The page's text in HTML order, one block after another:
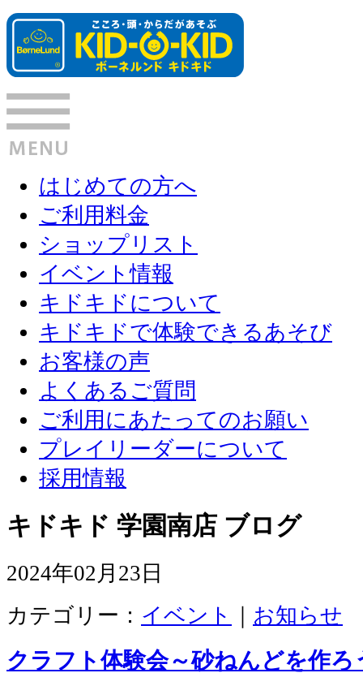
はじめての方へ
ご利用料金
ショップリスト
イベント情報
キドキドについて
キドキドで体験できるあそび
お客様の声
よくあるご質問
ご利用にあたってのお願い
プレイリーダーについて
採用情報
キドキド 学園南店 ブログ
2024年02月23日
カテゴリー： イベント お知らせ
クラフト体験会～砂ねんどを作ろ